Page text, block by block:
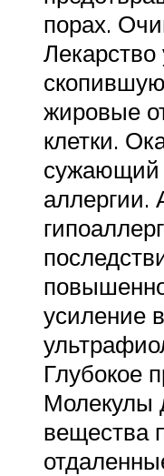
порах.
Лекарство
жировые
клетки.
сужающий
аллергии.
усиление
Глубокое
Молекулы
вещества